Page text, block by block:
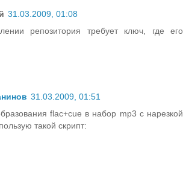
31.03.2009, 01:08
репозитория требует ключ, где его
31.03.2009, 01:51
flac+cue в набор mp3 с нарезкой
такой скрипт: